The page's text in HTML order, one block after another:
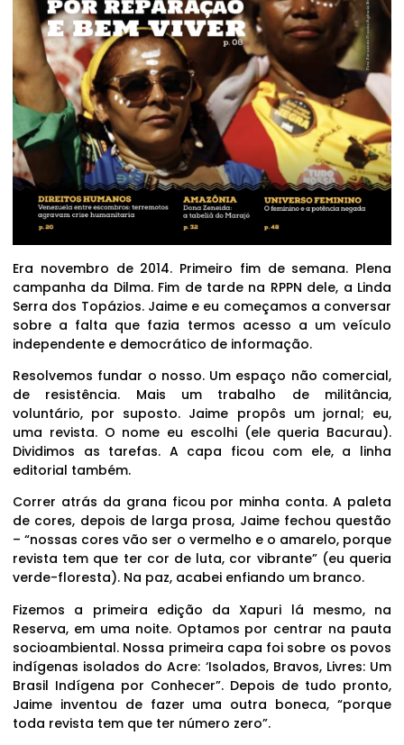
Era novembro de 2014. Primeiro fim de semana. Plena
campanha da Dilma. Fim de tarde na RPPN dele, a Linda
Serra dos Topázios. Jaime e eu começamos a conversar
sobre a falta que fazia termos acesso a um veículo
independente e democrático de informação.
Resolvemos fundar o nosso. Um espaço não comercial,
de resistência. Mais um trabalho de militância,
voluntário, por suposto. Jaime propôs um jornal; eu,
uma revista. O nome eu escolhi (ele queria Bacurau).
Dividimos as tarefas. A capa ficou com ele, a linha
editorial também.
Correr atrás da grana ficou por minha conta. A paleta
de cores, depois de larga prosa, Jaime fechou questão
– “nossas cores vão ser o vermelho e o amarelo, porque
revista tem que ter cor de luta, cor vibrante” (eu queria
verde-floresta). Na paz, acabei enfiando um branco.
Fizemos a primeira edição da Xapuri lá mesmo, na
Reserva, em uma noite. Optamos por centrar na pauta
socioambiental. Nossa primeira capa foi sobre os povos
indígenas isolados do Acre: ‘Isolados, Bravos, Livres: Um
Brasil Indígena por Conhecer”. Depois de tudo pronto,
Jaime inventou de fazer uma outra boneca, “porque
toda revista tem que ter número zero”.